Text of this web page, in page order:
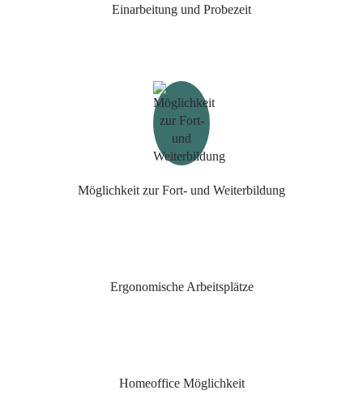
Einarbeitung und Probezeit
Möglichkeit zur Fort- und Weiterbildung
Ergonomische Arbeitsplätze
Homeoffice Möglichkeit